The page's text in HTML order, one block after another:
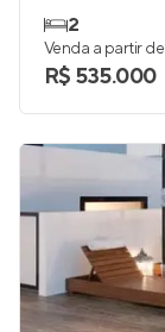
2
Venda a partir de
R$ 535.000